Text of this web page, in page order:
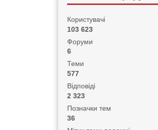
Користувачі
103 623
Форуми
6
Теми
577
Відповіді
2 323
Позначки тем
36